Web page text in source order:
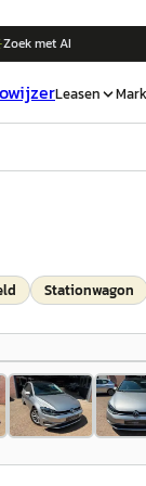
Zoek met AI
Leasen
Stationwagon